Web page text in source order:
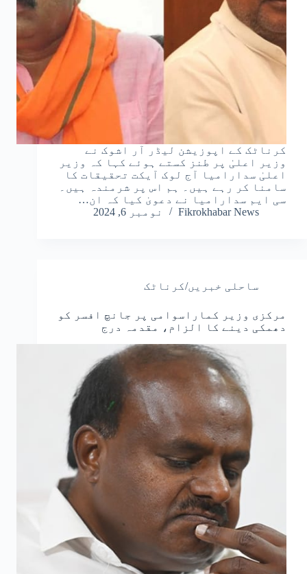
کرناٹک کے اپوزیشن لیڈر آر اشوک نے
وزیر اعلیٰ پر طنز کستے ہوئے کہا کہ وزیر
اعلیٰ سدارامیا آج لوک آیکت تحقیقات کا
سامنا کر رہے ہیں۔ ہم اس پر شرمندہ ہیں۔
سی ایم سدارامیا نے دعویٰ کیا کہ ان…
Fikrokhabar News
نومبر 6, 2024
ساحلی خبریں/کرناٹک
مرکزی وزیر کماراسوامی پر جانچ افسر کو
دھمکی دینے کا الزام، مقدمہ درج